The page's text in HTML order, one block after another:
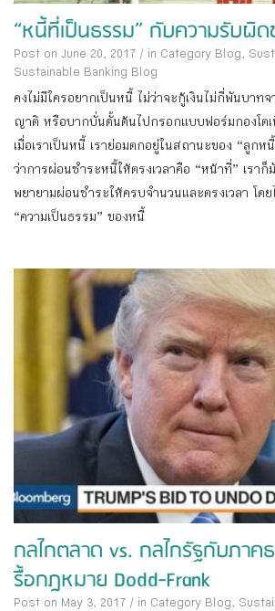
“หนี้ที่เป็นธรรม” กับความรับผิด
Post on June 20, 2017 / in Category Blog,
Sustainable Banking Blog
คงไม่มีใครอยากเป็นหนี้ ไม่ว่าจะกู้เงินไม่กี่พันบาท
ญาติ หรือบากบั่นดั้นด้นไปกรอกแบบฟอร์มกองโต
เมื่อเราเป็นหนี้ เราย่อมตกอยู่ในสถานะของ “ลูกห
ว่าการผ่อนชำระหนี้ให้ตรงเวลาคือ “หน้าที่” เรา
พยายามผ่อนชำระให้ครบจำนวนและตรงเวลา โด
“ความเป็นธรรม” ของหนี้
กลไกตลาด vs. กลไกรัฐกับภา
รื้อกฎหมาย Dodd-Frank
Post on May 3, 2017 / in Category Blog,